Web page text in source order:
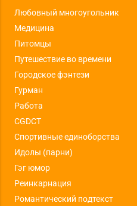
Любовный многоугольник
Медицина
Питомцы
Путешествие во времени
Городское фэнтези
Гурман
Работа
CGDCT
Спортивные единоборства
Идолы (парни)
Гэг юмор
Реинкарнация
Романтический подтекст